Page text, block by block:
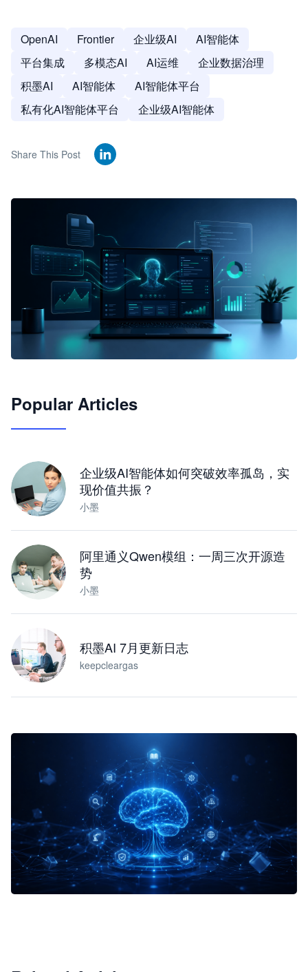
OpenAI Frontier 企业级AI
AI智能体
平台集成
多模态AI AI运维
企业数据治理
积墨AI
AI智能体
AI智能体平台
私有化AI智能体平台
企业级AI智能体
Share This Post
JimoClaw 桌面 AI Agent 工作台
Popular Articles
企业级AI智能体如何突破效率孤岛，实
现价值共振？
小墨
阿里通义Qwen模组：一周三次开源造
势
小墨
积墨AI 7月更新日志
keepcleargas